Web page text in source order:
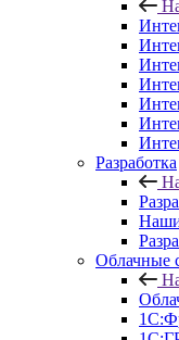
Разработка
Облачные